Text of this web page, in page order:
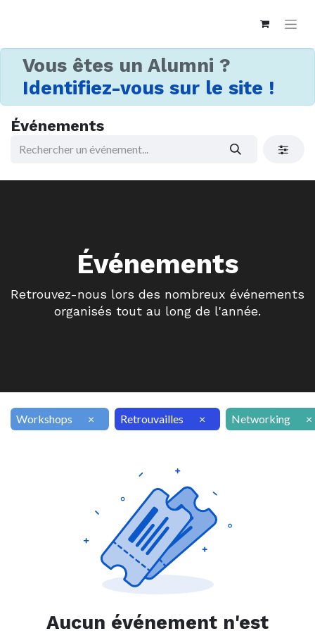
Vous êtes un Alumni ?
Identifiez-vous sur le site !
Événements
Événements
Retrouvez-nous lors des nombreux événements
organisés tout au long de l'année.
Workshops × Retrouvailles × Networking ×
Aucun événement n'est